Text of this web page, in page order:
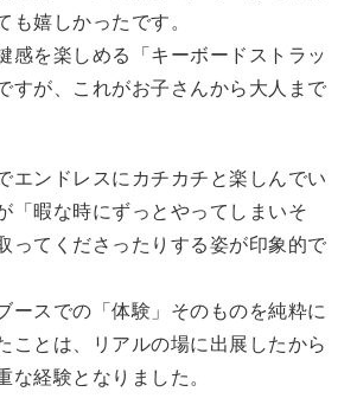
も嬉しかったです。
を楽しめる「キーボードストラッ
すが、これがお子さんから大人まで
ンドレスにカチカチと楽しんでい
「暇な時にずっとやってしまいそ
ってくださったりする姿が印象的で
スでの「体験」そのものを純粋に
ことは、リアルの場に出展したから
な経験となりました。